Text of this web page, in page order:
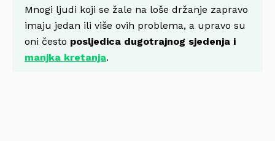
Mnogi ljudi koji se žale na loše držanje zapravo
imaju jedan ili više ovih problema, a upravo su
oni često posljedica dugotrajnog sjedenja i
manjka kretanja.